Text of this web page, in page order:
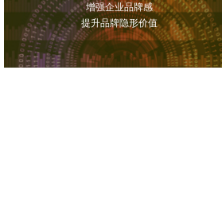
增强企业品牌感
提升品牌隐形价值